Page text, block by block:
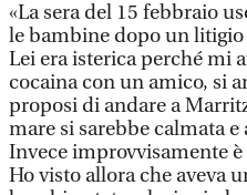
«La sera del 15 febbraio
le bambine dopo un litigio
Lei era isterica perché mi
cocaina con un amico, si
proposi di andare a
mare si sarebbe calmata
Invece improvvisamente
Ho visto allora che aveva